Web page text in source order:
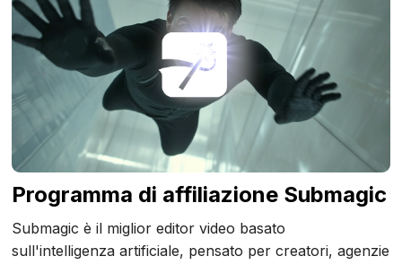
Programma di affiliazione Submagic
Submagic è il miglior editor video basato
sull'intelligenza artificiale, pensato per creatori, agenzie